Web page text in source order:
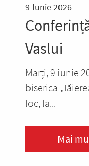
9 Iunie 2026
Vaslui
Marți, 9 iunie
biserica
loc, la...
Mai